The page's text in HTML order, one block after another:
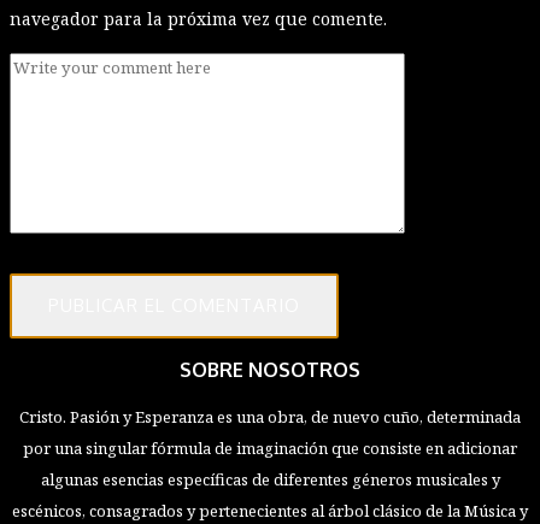
navegador para la próxima vez que comente.
SOBRE NOSOTROS
Cristo. Pasión y Esperanza es una obra, de nuevo cuño, determinada
por una singular fórmula de imaginación que consiste en adicionar
algunas esencias específicas de diferentes géneros musicales y
escénicos, consagrados y pertenecientes al árbol clásico de la Música y